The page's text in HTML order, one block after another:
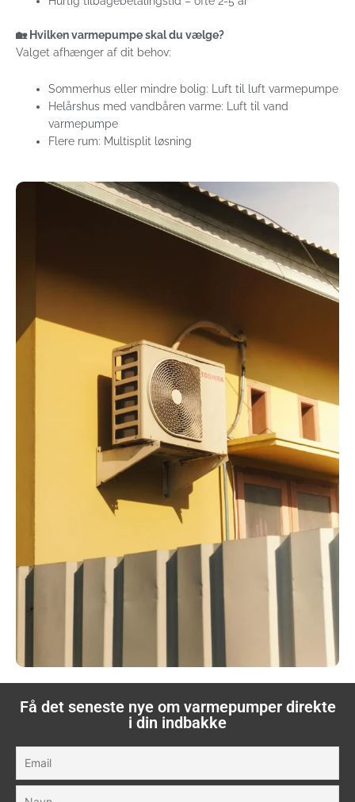
🏡 Hvilken varmepumpe skal du vælge?
Valget afhænger af dit behov:
Sommerhus eller mindre bolig: Luft til luft varmepumpe
Helårshus med vandbåren varme: Luft til vand
varmepumpe
Flere rum: Multisplit løsning
Få det seneste nye om varmepumper direkte
i din indbakke